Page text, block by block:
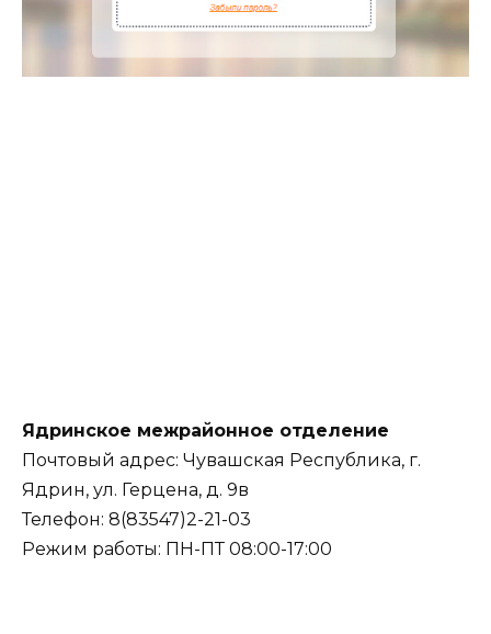
Ядринское межрайонное отделение
Почтовый адрес: Чувашская Республика, г.
Ядрин, ул. Герцена, д. 9в
Телефон: 8(83547)2-21-03
Режим работы: ПН-ПТ 08:00-17:00